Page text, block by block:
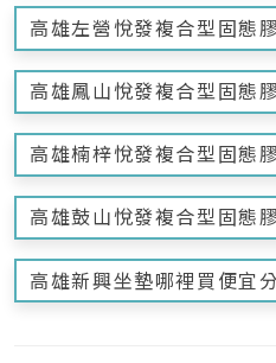
高雄左營悅發複合型固態
高雄鳳山悅發複合型固態
高雄楠梓悅發複合型固態
高雄鼓山悅發複合型固態
高雄新興坐墊哪裡買便宜